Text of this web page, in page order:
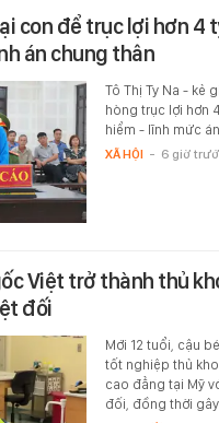
con để trục lợi hơn 4
án chung thân
Tô Thị Ty Na - kẻ
hòng trục lợi hơn
hiểm - lĩnh mức
XÃ HỘI - 6 giờ
Việt trở thành thủ
đối
Mới 12 tuổi, cậu
tốt nghiệp thủ
cao đẳng tại Mỹ
đối, đồng thời